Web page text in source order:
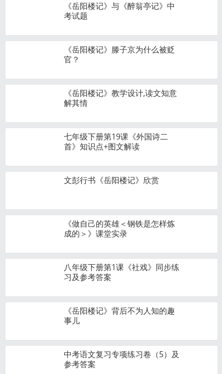
《岳阳楼记》与《醉翁亭记》中
考试题
《岳阳楼记》滕子京为什么被贬
官？
《岳阳楼记》教学设计,读文知意
解其情
七年级下册第19课《外国诗二
首》知识点+图文解读
文彭行书《岳阳楼记》欣赏
《做自己的英雄＜钢铁是怎样炼
成的＞》课堂实录
八年级下册第1课《社戏》同步练
习及参考答案
《岳阳楼记》背后不为人知的趣
事儿
中考语文复习专项练习卷（5）及
参考答案